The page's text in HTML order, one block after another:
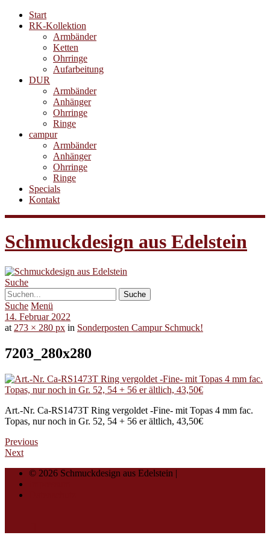
Start
RK-Kollektion
Armbänder
Ketten
Ohrringe
Aufarbeitung
DUR
Armbänder
Anhänger
Ohrringe
Ringe
campur
Armbänder
Anhänger
Ohrringe
Ringe
Specials
Kontakt
Schmuckdesign aus Edelstein
Suche
Suche Menü
14. Februar 2022
at 273 × 280 px in Sonderposten Campur Schmuck!
7203_280x280
Art.-Nr. Ca-RS1473T Ring vergoldet -Fine- mit Topas 4 mm fac.
Topas, nur noch in Gr. 52, 54 + 56 er ältlich, 43,50€
Previous
Next
© 2026 Schmuckdesign aus Edelstein |